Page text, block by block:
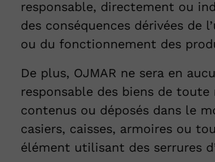
responsable, directement ou
des conséquences dérivées de
ou du fonctionnement des
De plus, OJMAR ne sera en
responsable des biens de toute
contenus ou déposés dans le
casiers, caisses, armoires ou
élément utilisant des serrures